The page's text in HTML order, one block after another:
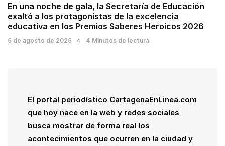
En una noche de gala, la Secretaría de Educación
exaltó a los protagonistas de la excelencia
educativa en los Premios Saberes Heroicos 2026
6 de agosto de 2026 4 Minutos de lectura
El portal periodístico CartagenaEnLinea.com
que hoy nace en la web y redes sociales
busca mostrar de forma real los
acontecimientos que ocurren en la ciudad y